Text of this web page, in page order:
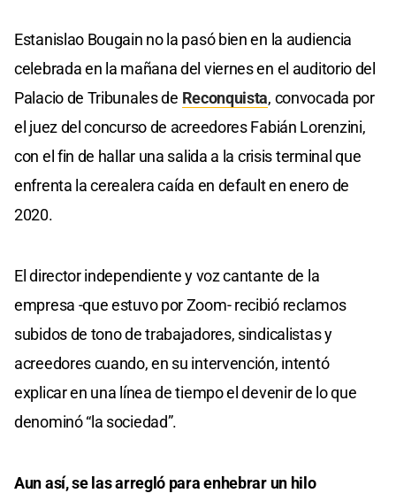
Estanislao Bougain no la pasó bien en la audiencia
celebrada en la mañana del viernes en el auditorio del
Palacio de Tribunales de Reconquista, convocada por
el juez del concurso de acreedores Fabián Lorenzini,
con el fin de hallar una salida a la crisis terminal que
enfrenta la cerealera caída en default en enero de
2020.
El director independiente y voz cantante de la
empresa -que estuvo por Zoom- recibió reclamos
subidos de tono de trabajadores, sindicalistas y
acreedores cuando, en su intervención, intentó
explicar en una línea de tiempo el devenir de lo que
denominó “la sociedad”.
Aun así, se las arregló para enhebrar un hilo